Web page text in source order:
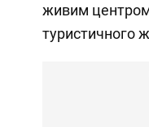
живим центром
туристичного